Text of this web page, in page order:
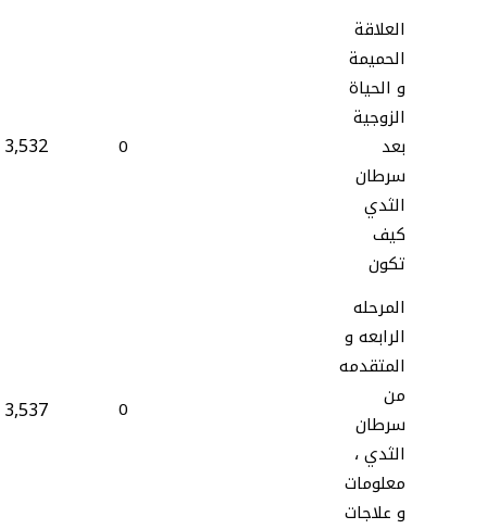
العلاقة
الحميمة
و الحياة
الزوجية
بعد
سرطان
الثدي
كيف
تكون
0
3,532
المرحله
الرابعه و
المتقدمه
من
سرطان
الثدي ،
معلومات
و علاجات
0
3,537